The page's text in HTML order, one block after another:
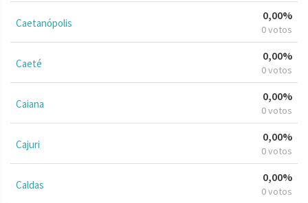
Caetanópolis
0,00%
0 votos
Caeté
0,00%
0 votos
Caiana
0,00%
0 votos
Cajuri
0,00%
0 votos
Caldas
0,00%
0 votos